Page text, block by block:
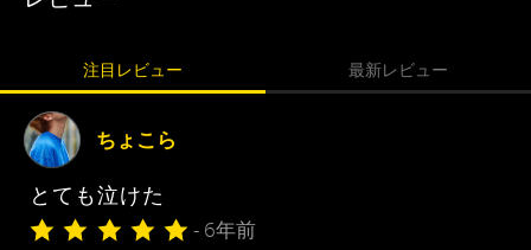
注目レビュー 最新レビュー
ちょこら
とても泣けた
- 6年前